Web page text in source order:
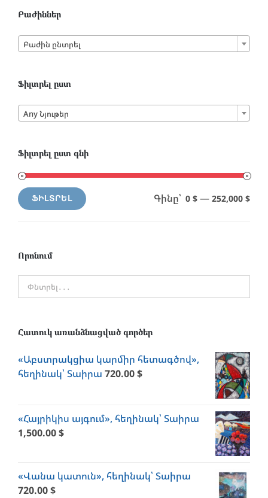
Բաժիններ
Բաժին ընտրել
Ֆիլտրել ըստ
Any Նյութեր
Ֆիլտրել ըստ գնի
Min
MaxՖԻԼՏՐԵԼ Գինը՝ 0 $ — 252,000 $
Որոնում
Հատուկ առանձնացված գործեր
«Աբստրակցիա կարմիր հետագծով»,
հեղինակ՝ Տաիրա 720.00$
«Հայրիկիս այգում», հեղինակ՝ Տաիրա
1,500.00$
«Վանա կատուն», հեղինակ՝ Տաիրա
720.00$